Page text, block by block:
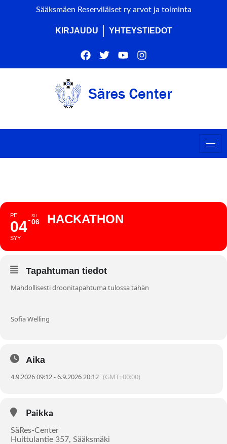
Sääksmäen Reserviläiset ry arvot ja toiminta
KIRJAUDU YHTEYSTIEDOT
PE
04
SYY
SU
06 HACKATHON
Tapahtuman tiedot
Mahdollisesti droonitapahtuma tulossa tähän
Sofia Welling
Aika
4.9.2026 09:12 - 6.9.2026 20:12 (GMT+00:00)
Paikka
SäRes-Center
Huittulantie 357, Sääksmäki